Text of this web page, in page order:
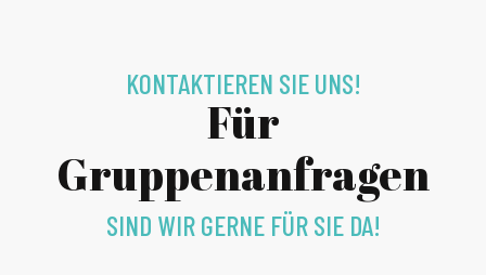
KONTAKTIEREN SIE UNS!
Für
Gruppenanfragen
SIND WIR GERNE FÜR SIE DA!